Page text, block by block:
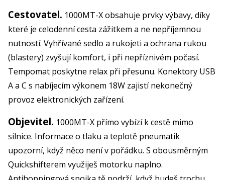
Cestovatel. 1000MT-X obsahuje prvky výbavy, díky
které je celodenní cesta zážitkem a ne nepříjemnou
nutností. Vyhřívané sedlo a rukojeti a ochrana rukou
(blastery) zvyšují komfort, i při nepříznivém počasí.
Tempomat poskytne relax při přesunu. Konektory USB
A a C s nabíjecím výkonem 18W zajistí nekonečný
provoz elektronických zařízení.
Objevitel. 1000MT-X přímo vybízí k cestě mimo
silnice. Informace o tlaku a teplotě pneumatik
upozorní, když něco není v pořádku. S obousměrným
Quickshifterem využiješ motorku naplno.